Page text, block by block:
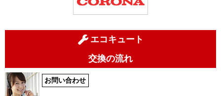
エコキュート
交換の流れ
お問い合わせ